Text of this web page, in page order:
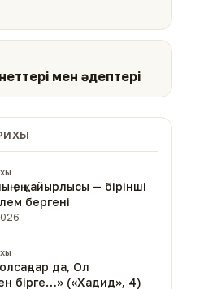
мен әдептері
ең қайырлысы — бірінші
бергені
да, Ол
бірге…» («Хадид», 4)